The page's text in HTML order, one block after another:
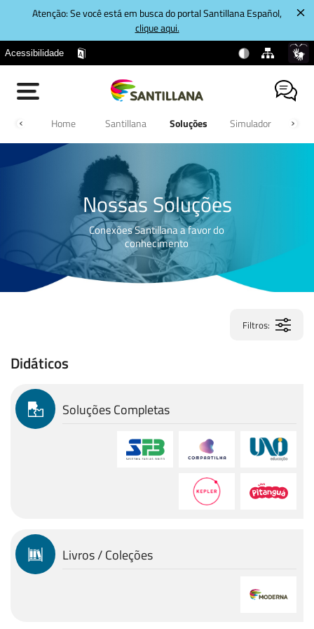
Atenção: Se você está em busca do portal Santillana Español,
clique aqui.
Acessibilidade
Home Santillana Soluções Simulador
Nossas Soluções
Conexões Santillana a favor do
conhecimento
Filtros:
Didáticos
Soluções Completas
Livros / Coleções